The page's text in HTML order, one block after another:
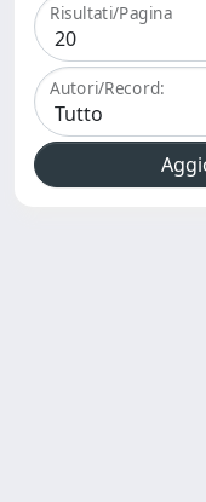
Risultati/Pagina
Autori/Record: